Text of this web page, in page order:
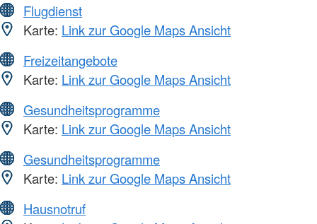
Flugdienst
Karte: Link zur Google Maps Ansicht
Freizeitangebote
Karte: Link zur Google Maps Ansicht
Gesundheitsprogramme
Karte: Link zur Google Maps Ansicht
Gesundheitsprogramme
Karte: Link zur Google Maps Ansicht
Hausnotruf